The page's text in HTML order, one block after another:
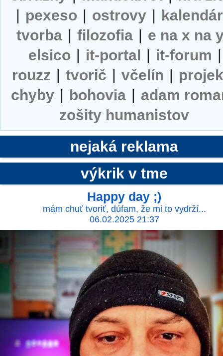
| pexeso | ostrovy | kalendár
tvorba | filozofia | e na x na
elsico | it-portal | it-forum |
rouzz | tvorič | včelín |
chyby | bohovia | adam
zošity humanistov
nejaká reklama
výkrik v tme
Happy day ;)
mám chuť tvoriť, dúfam, že mi to vydrží...
06.02.2025 21:37